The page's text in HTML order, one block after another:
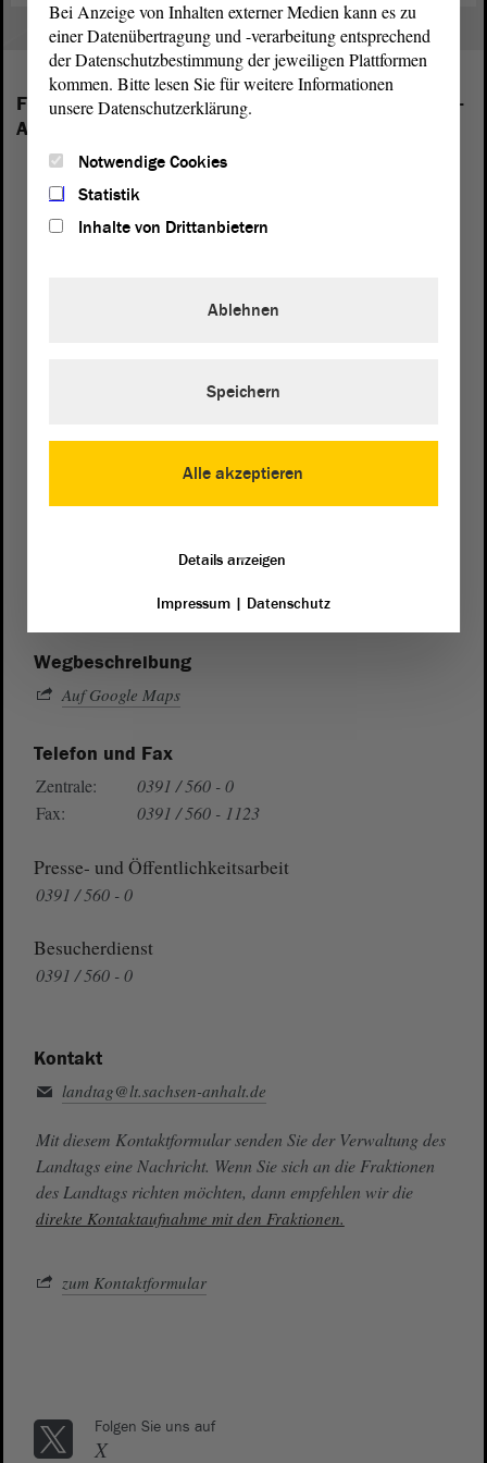
Folgende Fraktionen sind im Landtag von Sachsen-
Anhalt vertreten:
von Sachsen-Anhalt
39104 Magdeburg
Wegbeschreibung
Auf Google Maps
Telefon und Fax
Zentrale:
0391 / 560 - 0
Fax:
0391 / 560 - 1123
Presse- und Öffentlichkeitsarbeit
0391 / 560 - 0
Besucherdienst
0391 / 560 - 0
Kontakt
landtag@lt.sachsen-anhalt.de
Mit diesem Kontaktformular senden Sie der Verwaltung des
Landtags eine Nachricht. Wenn Sie sich an die Fraktionen
des Landtags richten möchten, dann empfehlen wir die
direkte Kontaktaufnahme mit den Fraktionen.
zum Kontaktformular
Folgen Sie uns auf
X
Bei Anzeige von Inhalten externer Medien kann es zu
einer Datenübertragung und -verarbeitung entsprechend
der Datenschutzbestimmung der jeweiligen Plattformen
kommen. Bitte lesen Sie für weitere Informationen
unsere Datenschutzerklärung.
Notwendige Cookies
Statistik
Inhalte von Drittanbietern
Alle akzeptieren
Ablehnen
Speichern
Details anzeigen
Impressum| Datenschutz